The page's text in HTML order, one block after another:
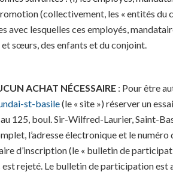
(collectivement, les « entités du
avec lesquelles ces employés,
et sœurs, des enfants et du conjoint.
ACHAT NÉCESSAIRE : Pour être
st-basile(le « site ») réserver un
125, boul. Sir-Wilfred-Laurier, Saint-
l’adresse électronique et le
d’inscription (le « bulletin de
rejeté. Le bulletin de participation est